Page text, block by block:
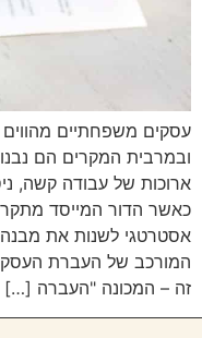
עסקים משפחתיים
ובמרבית המקרים הם
ארוכות של עבודה קשה,
כאשר הדור המייסד
אסטרטגי לשנות את
המורכב של העברת העסק
זה – המכונה "העברה […]